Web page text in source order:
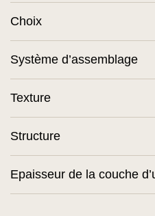
Choix
Système d’assemblage
Texture
Structure
Epaisseur de la couche